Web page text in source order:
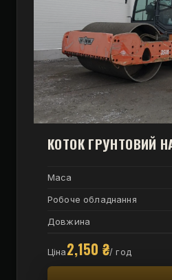
КОТОК ГРУНТОВИЙ
Маса
Робоче обладнання
Довжина
Ціна2,150 ₴/ год